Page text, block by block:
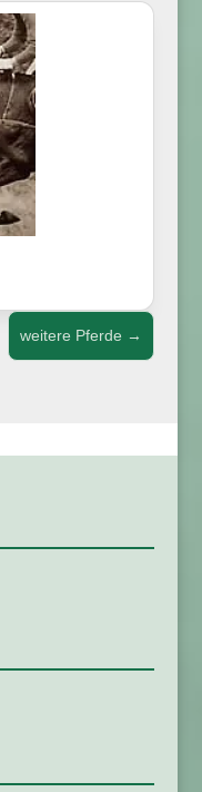
weitere Pferde →